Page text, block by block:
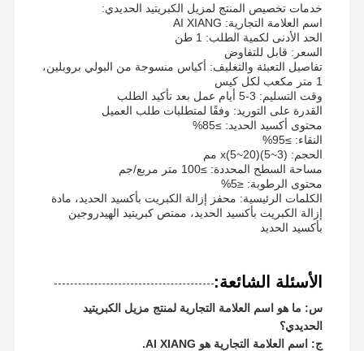
خدمات تخصيص المنتج لمزيل الكبريتيد الحديدي:
اسم العلامة التجارية: AI XIANG
الحد الأدنى لكمية الطلب: 1 طن
السعر: قابل للتفاوض
تفاصيل التعبئة والتغليف: أكياس منسوجة من البولي بروبلين،
1 متر مكعب لكل كيس
وقت التسليم: 3-5 أيام عمل بعد تأكيد الطلب
القدرة على التوريد: وفقًا لمتطلبات طلب العميل
محتوى أكسيد الحديد: ≥85%
النقاء: ≥95%
الحجم: (3~5)x(5~20) مم
مساحة السطح المحددة: ≥100 متر مربع/جم
محتوى الرطوبة: ≤5%
الكلمات الرئيسية: محفز إزالة الكبريت بأكسيد الحديد، مادة
إزالة الكبريت بأكسيد الحديد، ممتص كبريتيد الهيدروجين
بأكسيد الحديد
الأسئلة الشائعة:
س: ما هو اسم العلامة التجارية لمنتج مزيل الكبريتيد
الحديدي؟
ج: اسم العلامة التجارية هو AI XIANG.